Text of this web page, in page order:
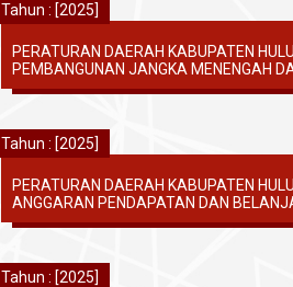
Tahun : [2025]
PERATURAN DAERAH KABUPATEN
PEMBANGUNAN JANGKA MENENGAH
Tahun : [2025]
PERATURAN DAERAH KABUPATEN
ANGGARAN PENDAPATAN DAN
Tahun : [2025]